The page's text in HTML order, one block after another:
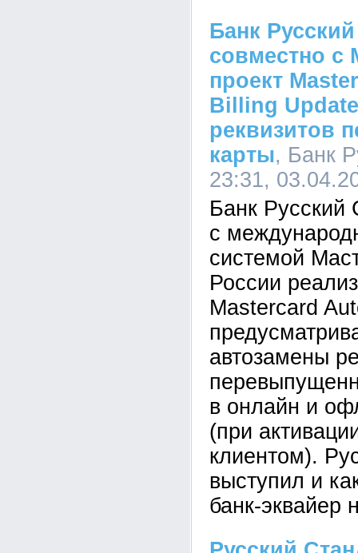
Банк
совместно с
проект
Billing
реквизитов
карты, Банк
23:31,
Банк Русский
с
системой
России
Mastercard
автозамены
в онлайн и
(при
клиентом).
выступил и
банк-эквайер